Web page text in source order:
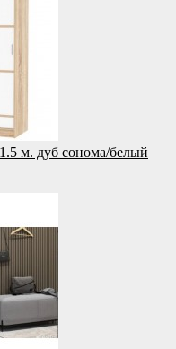
м. дуб сонома/белый